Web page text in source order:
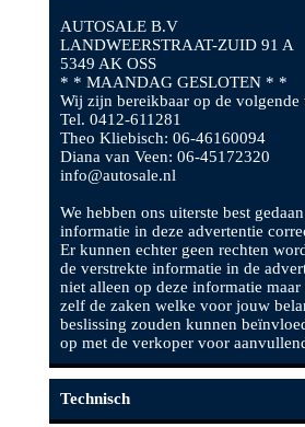
AUTOSALE B.V
LANDWEERSTRAAT-ZUID 91 A
5349 AK OSS
* * MAANDAG GESLOTEN * *
Wij zijn bereikbaar op de volgende
Tel. 0412-611281
Theo Kliebisch: 06-46160094
Diana van Veen: 06-45172320
info@autosale.nl
We hebben ons uiterste best
informatie in deze advertentie
Er kunnen echter geen rechten
de verstrekte informatie in de
niet alleen op deze informatie
zelf de zaken welke voor jouw
beslissing zouden kunnen
op met de verkoper voor
Technisch